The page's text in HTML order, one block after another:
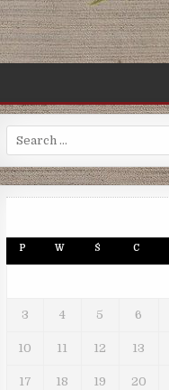
Search
for:
P W Ś C
3 4 5 6
10 11 12 13
17 18 19 20